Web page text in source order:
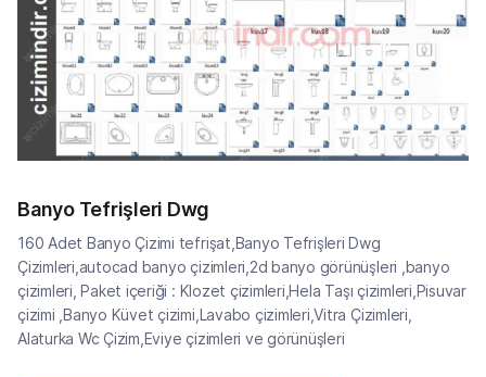
Banyo Tefrişleri Dwg
160 Adet Banyo Çizimi tefrişat,Banyo Tefrişleri Dwg
Çizimleri,autocad banyo çizimleri,2d banyo görünüşleri ,banyo
çizimleri, Paket içeriği : Klozet çizimleri,Hela Taşı çizimleri,Pisuvar
çizimi ,Banyo Küvet çizimi,Lavabo çizimleri,Vitra Çizimleri,
Alaturka Wc Çizim,Eviye çizimleri ve görünüşleri